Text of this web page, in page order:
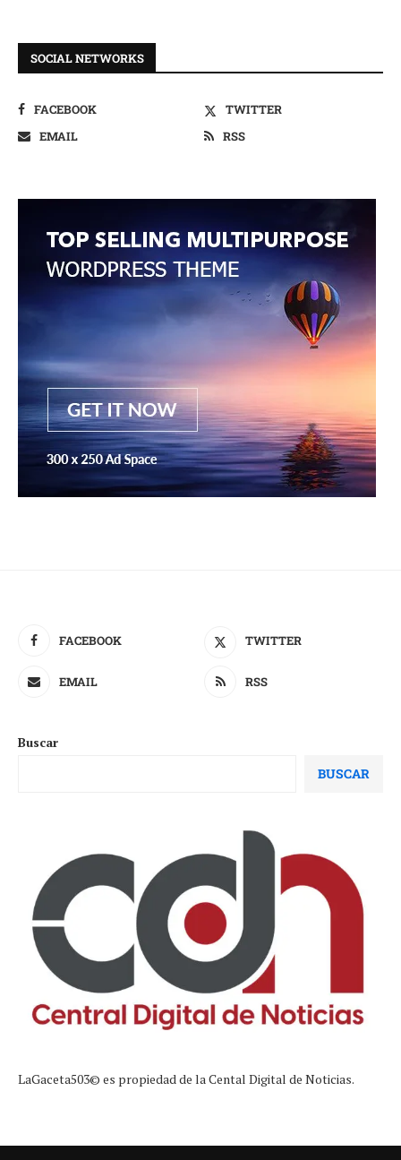
SOCIAL NETWORKS
FACEBOOK
TWITTER
EMAIL
RSS
FACEBOOK TWITTER
EMAIL RSS
Buscar
BUSCAR
LaGaceta503© es propiedad de la Cental Digital de Noticias.